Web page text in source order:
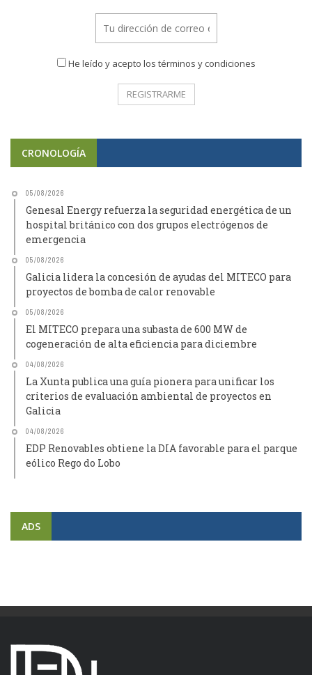
He leído y acepto los términos y condiciones
CRONOLOGÍA
05/08/2026
Genesal Energy refuerza la seguridad energética de un
hospital británico con dos grupos electrógenos de
emergencia
05/08/2026
Galicia lidera la concesión de ayudas del MITECO para
proyectos de bomba de calor renovable
05/08/2026
El MITECO prepara una subasta de 600 MW de
cogeneración de alta eficiencia para diciembre
04/08/2026
La Xunta publica una guía pionera para unificar los
criterios de evaluación ambiental de proyectos en
Galicia
04/08/2026
EDP Renovables obtiene la DIA favorable para el parque
eólico Rego do Lobo
ADS